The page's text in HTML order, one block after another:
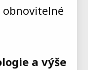
obnovitelné
a výše